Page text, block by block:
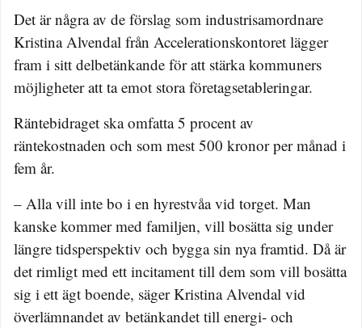
Det är några av de förslag som industrisamordnare
Kristina Alvendal från Accelerationskontoret lägger
fram i sitt delbetänkande för att stärka kommuners
möjligheter att ta emot stora företagsetableringar.
Räntebidraget ska omfatta 5 procent av
räntekostnaden och som mest 500 kronor per månad i
fem år.
– Alla vill inte bo i en hyrestvåa vid torget. Man
kanske kommer med familjen, vill bosätta sig under
längre tidsperspektiv och bygga sin nya framtid. Då är
det rimligt med ett incitament till dem som vill bosätta
sig i ett ägt boende, säger Kristina Alvendal vid
överlämnandet av betänkandet till energi- och